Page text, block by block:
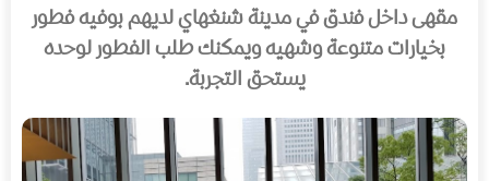
مقهى داخل فندق في مدينة شنغهاي لديهم بوفيه فطور
بخيارات متنوعة وشهيه ويمكنك طلب الفطور لوحده
يستحق التجربة.